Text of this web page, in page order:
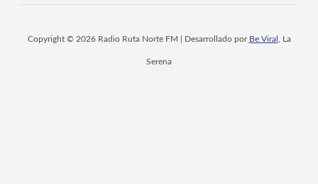
Copyright © 2026 Radio Ruta Norte FM | Desarrollado por Be Viral , La
Serena